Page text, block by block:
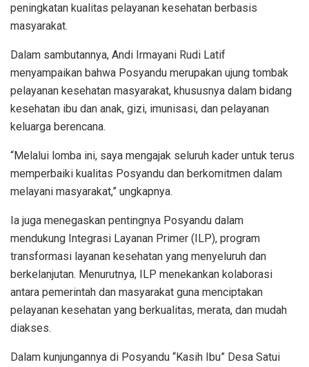
peningkatan kualitas pelayanan kesehatan berbasis
masyarakat.
Dalam sambutannya, Andi Irmayani Rudi Latif
menyampaikan bahwa Posyandu merupakan ujung tombak
pelayanan kesehatan masyarakat, khususnya dalam bidang
kesehatan ibu dan anak, gizi, imunisasi, dan pelayanan
keluarga berencana.
“Melalui lomba ini, saya mengajak seluruh kader untuk terus
memperbaiki kualitas Posyandu dan berkomitmen dalam
melayani masyarakat,” ungkapnya.
Ia juga menegaskan pentingnya Posyandu dalam
mendukung Integrasi Layanan Primer (ILP), program
transformasi layanan kesehatan yang menyeluruh dan
berkelanjutan. Menurutnya, ILP menekankan kolaborasi
antara pemerintah dan masyarakat guna menciptakan
pelayanan kesehatan yang berkualitas, merata, dan mudah
diakses.
Dalam kunjungannya di Posyandu “Kasih Ibu” Desa Satui